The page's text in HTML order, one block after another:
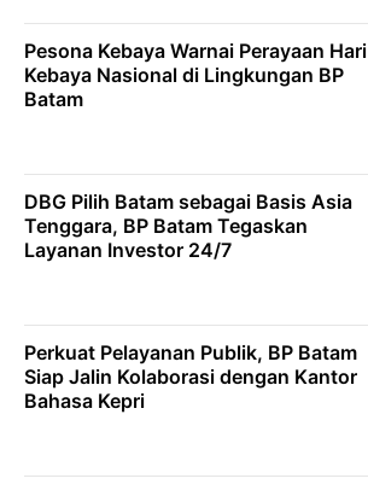
Pesona Kebaya Warnai Perayaan Hari
Kebaya Nasional di Lingkungan BP
Batam
DBG Pilih Batam sebagai Basis Asia
Tenggara, BP Batam Tegaskan
Layanan Investor 24/7
Perkuat Pelayanan Publik, BP Batam
Siap Jalin Kolaborasi dengan Kantor
Bahasa Kepri